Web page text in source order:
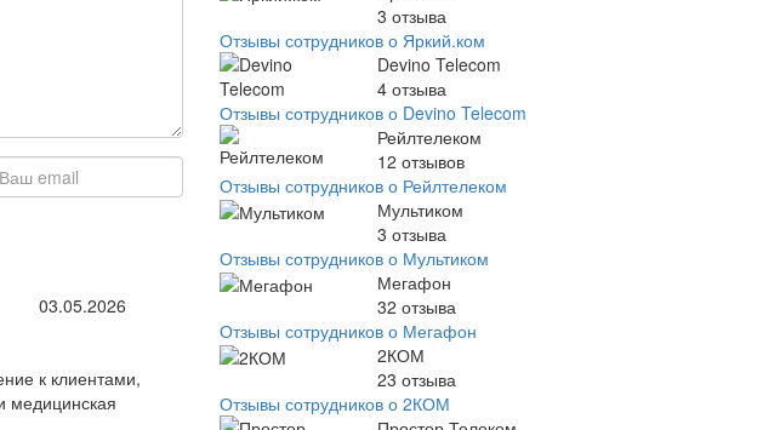
03.05.2026
к клиентами,
медицинская
3 отзыва
Отзывы сотрудников о Яркий.ком
Devino Telecom
4 отзыва
Отзывы сотрудников о Devino Telecom
Рейлтелеком
12 отзывов
Отзывы сотрудников о Рейлтелеком
Мультиком
3 отзыва
Отзывы сотрудников о Мультиком
Мегафон
32 отзыва
Отзывы сотрудников о Мегафон
2КОМ
23 отзыва
Отзывы сотрудников о 2КОМ